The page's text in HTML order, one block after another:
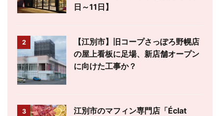
日～11日】
2
【江別市】旧コープさっぽろ野幌店
の屋上看板に足場、新店舗オープン
に向けた工事か？
3
江別市のマフィン専門店「Éclat